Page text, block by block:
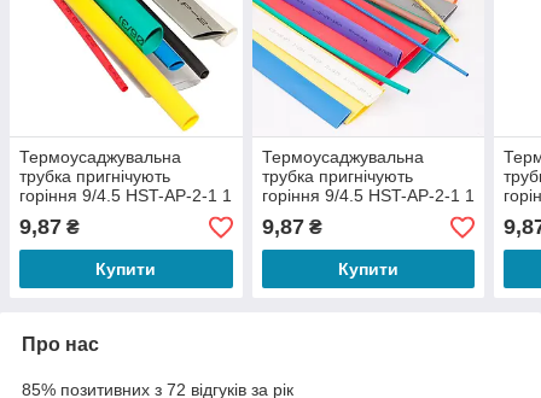
Термоусаджувальна
трубка пригнічують
горіння 9/4.5 HST-AP-2-1 1
метр
9,87 ₴
Купити
Термоусаджувальна
трубка пригнічують
горіння 9/4.5 HST-AP-2-1 1
метр
9,87₴
Купити
Про нас
85% позитивних з 72 відгуків за рік